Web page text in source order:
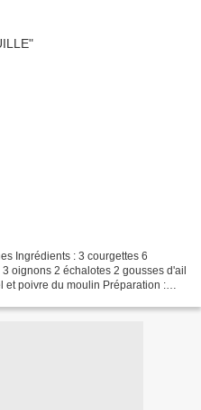
Ingrédients : 3 courgettes 6
oignons 2 échalotes 2 gousses d'ail
et poivre du moulin Préparation :